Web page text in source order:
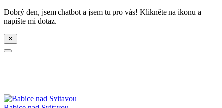
Dobrý den, jsem chatbot a jsem tu pro vás! Klikněte na ikonu a
napište mi dotaz.
✕